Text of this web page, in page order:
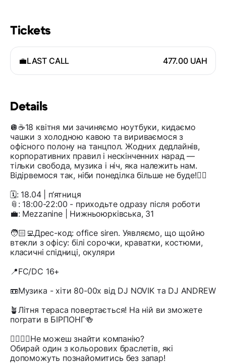
Tickets
💼LAST CALL 477.00 UAH
Details
🪩☕️18 квітня ми зачиняємо ноутбуки, кидаємо
чашки з холодною кавою та вириваємося з
офісного полону на танцпол. Жодних дедлайнів,
корпоративних правил і нескінченних нарад —
тільки свобода, музика і ніч, яка належить нам.
Відірвемося так, ніби понеділка більше не буде!❤️‍🔥
🗓️: 18.04 | п‘ятниця
📎: 18:00-22:00 - приходьте одразу після роботи
💼: Mezzanine | Нижньоюрківська, 31
🧑🏻‍💻Дрес-код: office siren. Уявляємо, що щойно
втекли з офісу: білі сорочки, краватки, костюми,
класичні спідниці, окуляри
📍FC/DC 16+
📼Музика - хіти 80-00х від DJ NOVIK та DJ ANDREW
🪴Літня тераса повертається! На ній ви зможете
пограти в БІРПОНГ🍻
👩‍❤️‍💋‍👨Не можеш знайти компанію?
Обирай один з кольорових браслетів, які
допоможуть познайомитись без запар!